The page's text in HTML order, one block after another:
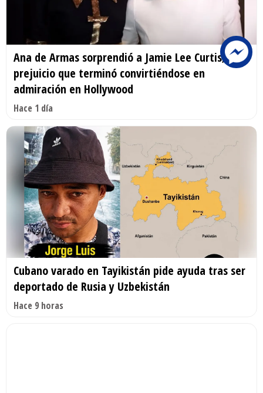
Ana de Armas sorprendió a Jamie Lee Curtis;
prejuicio que terminó convirtiéndose en
admiración en Hollywood
Hace 1 día
Cubano varado en Tayikistán pide ayuda tras ser
deportado de Rusia y Uzbekistán
Hace 9 horas